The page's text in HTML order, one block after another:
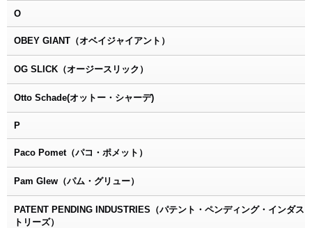
O
OBEY GIANT（オベイジャイアント）
OG SLICK（オージースリック）
Otto Schade(オットー・シャーデ)
P
Paco Pomet（パコ・ポメット）
Pam Glew（パム・グリュー）
PATENT PENDING INDUSTRIES（パテント・ペンディング・インダス
トリーズ）